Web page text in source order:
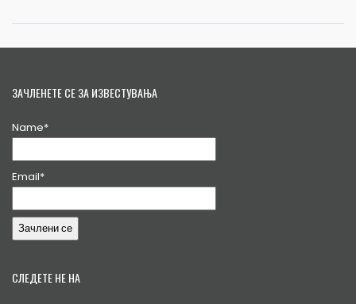
ЗАЧЛЕНЕТЕ СЕ ЗА ИЗВЕСТУВАЊА
Name*
Email*
СЛЕДЕТЕ НЕ НА